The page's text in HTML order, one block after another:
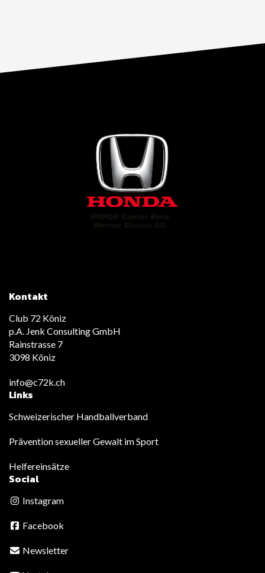
Kontakt
Club 72 Köniz
p.A. Jenk Consulting GmbH
Rainstrasse 7
3098 Köniz
info@c72k.ch
Links
Schweizerischer Handballverband
Prävention sexueller Gewalt im Sport
Helfereinsätze
Social
Instagram
Facebook
Newsletter